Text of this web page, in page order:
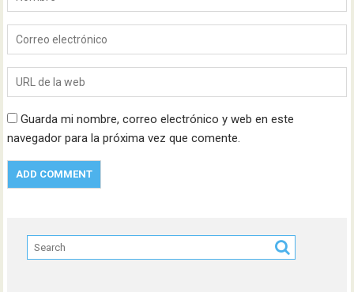
Guarda mi nombre, correo electrónico y web en este
navegador para la próxima vez que comente.